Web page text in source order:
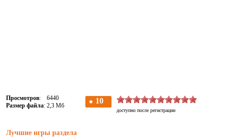
Просмотров: 6440
Размер файла: 2,3 Мб
Лучшие игры раздела